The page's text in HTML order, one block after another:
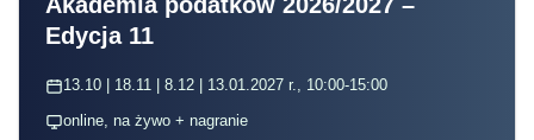
Edycja 11
13.10 | 18.11 | 8.12 | 13.01.2027 r., 10:00-15:00
online, na żywo + nagranie